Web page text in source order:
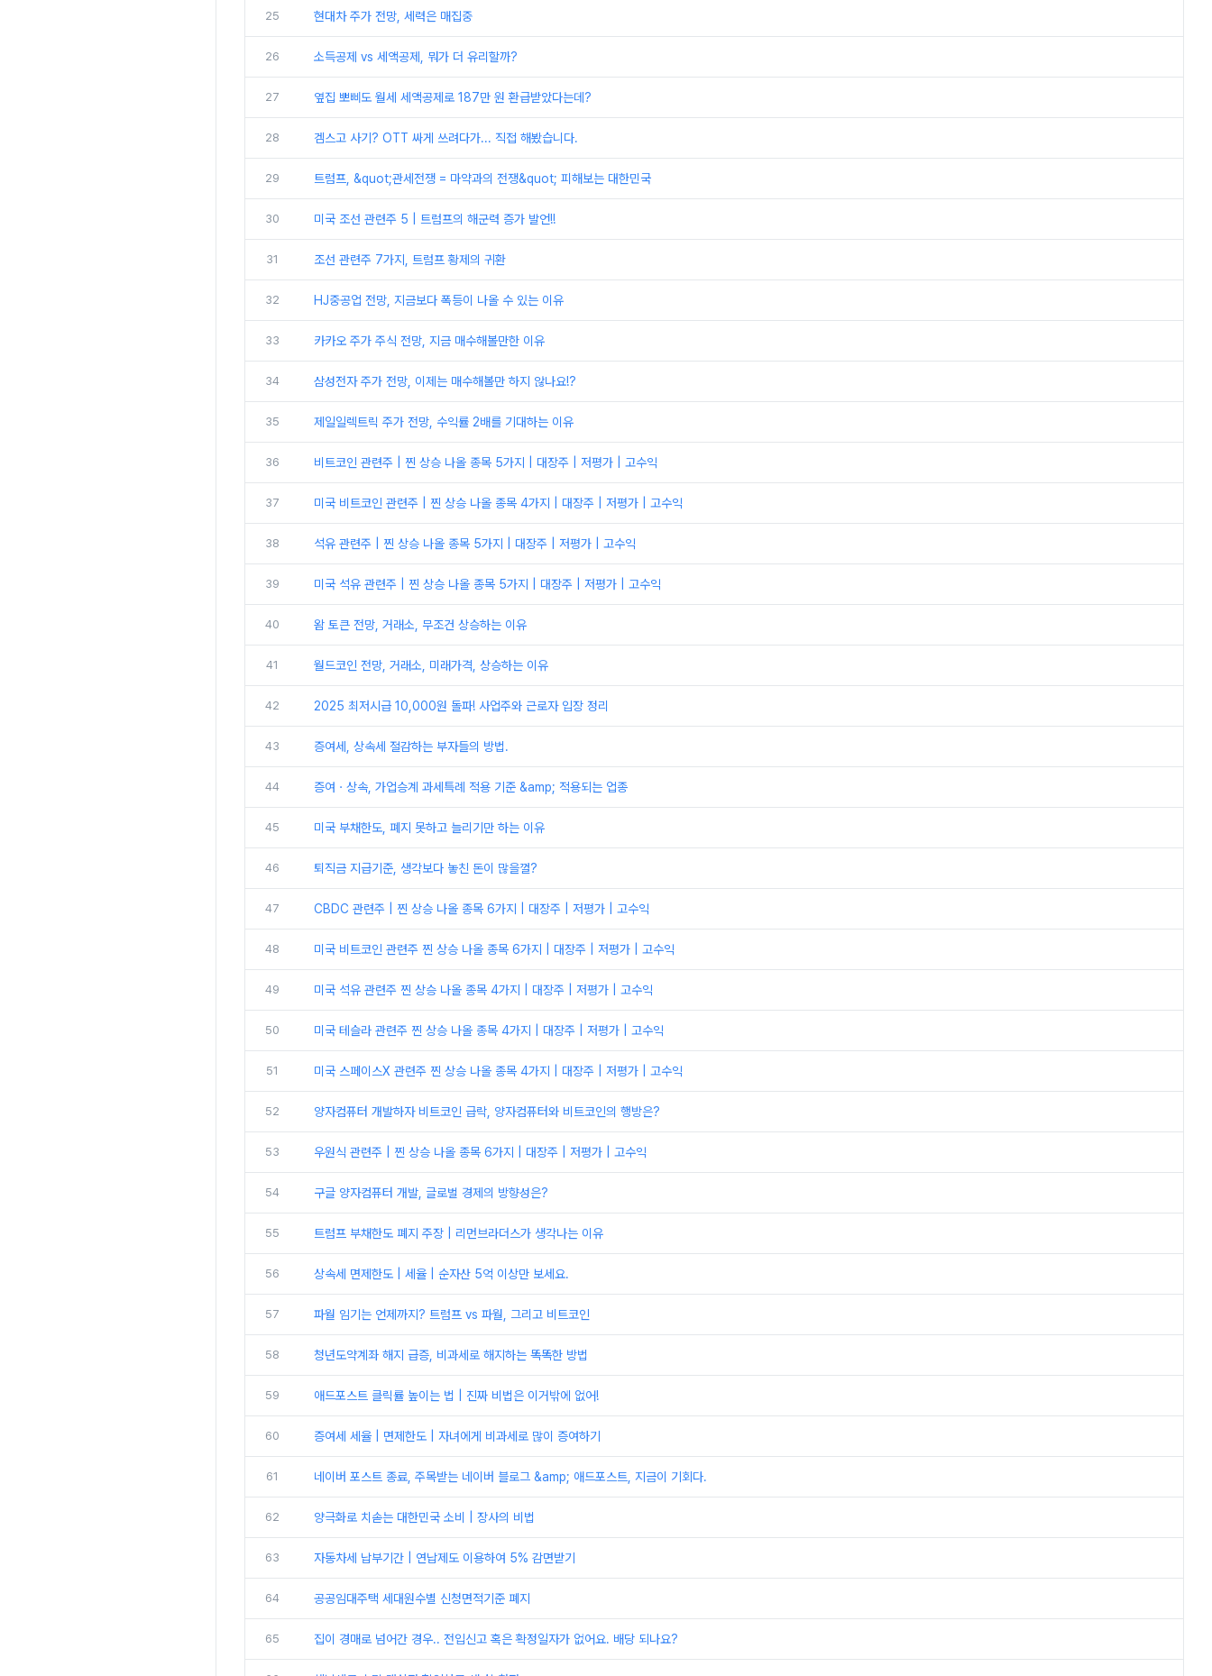
25 현대차 주가 전망, 세력은 매집중
26 소득공제 vs 세액공제, 뭐가 더 유리할까?
27 옆집 뽀삐도 월세 세액공제로 187만 원 환급받았다는데?
28 겜스고 사기? OTT 싸게 쓰려다가... 직접 해봤습니다.
29 트럼프, &quot;관세전쟁 = 마약과의 전쟁&quot; 피해보는 대한민국
30 미국 조선 관련주 5 | 트럼프의 해군력 증가 발언!!
31 조선 관련주 7가지, 트럼프 황제의 귀환
32 HJ중공업 전망, 지금보다 폭등이 나올 수 있는 이유
33 카카오 주가 주식 전망, 지금 매수해볼만한 이유
34 삼성전자 주가 전망, 이제는 매수해볼만 하지 않나요!?
35 제일일렉트릭 주가 전망, 수익률 2배를 기대하는 이유
36 비트코인 관련주 | 찐 상승 나올 종목 5가지 | 대장주 | 저평가 | 고수익
37 미국 비트코인 관련주 | 찐 상승 나올 종목 4가지 | 대장주 | 저평가 | 고수익
38 석유 관련주 | 찐 상승 나올 종목 5가지 | 대장주 | 저평가 | 고수익
39 미국 석유 관련주 | 찐 상승 나올 종목 5가지 | 대장주 | 저평가 | 고수익
40 왐 토큰 전망, 거래소, 무조건 상승하는 이유
41 월드코인 전망, 거래소, 미래가격, 상승하는 이유
42 2025 최저시급 10,000원 돌파! 사업주와 근로자 입장 정리
43 증여세, 상속세 절감하는 부자들의 방법.
44 증여ㆍ상속, 가업승계 과세특례 적용 기준 &amp; 적용되는 업종
45 미국 부채한도, 폐지 못하고 늘리기만 하는 이유
46 퇴직금 지급기준, 생각보다 놓친 돈이 많을껄?
47 CBDC 관련주 | 찐 상승 나올 종목 6가지 | 대장주 | 저평가 | 고수익
48 미국 비트코인 관련주 찐 상승 나올 종목 6가지 | 대장주 | 저평가 | 고수익
49 미국 석유 관련주 찐 상승 나올 종목 4가지 | 대장주 | 저평가 | 고수익
50 미국 테슬라 관련주 찐 상승 나올 종목 4가지 | 대장주 | 저평가 | 고수익
51 미국 스페이스X 관련주 찐 상승 나올 종목 4가지 | 대장주 | 저평가 | 고수익
52 양자컴퓨터 개발하자 비트코인 급락, 양자컴퓨터와 비트코인의 행방은?
53 우원식 관련주 | 찐 상승 나올 종목 6가지 | 대장주 | 저평가 | 고수익
54 구글 양자컴퓨터 개발, 글로벌 경제의 방향성은?
55 트럼프 부채한도 폐지 주장 | 리먼브라더스가 생각나는 이유
56 상속세 면제한도 | 세율 | 순자산 5억 이상만 보세요.
57 파월 임기는 언제까지? 트럼프 vs 파월, 그리고 비트코인
58 청년도약계좌 해지 급증, 비과세로 해지하는 똑똑한 방법
59 애드포스트 클릭률 높이는 법 | 진짜 비법은 이거밖에 없어!
60 증여세 세율 | 면제한도 | 자녀에게 비과세로 많이 증여하기
61 네이버 포스트 종료, 주목받는 네이버 블로그 &amp; 애드포스트, 지금이 기회다.
62 양극화로 치솓는 대한민국 소비 | 장사의 비법
63 자동차세 납부기간 | 연납제도 이용하여 5% 감면받기
64 공공임대주택 세대원수별 신청면적기준 폐지
65 집이 경매로 넘어간 경우.. 전입신고 혹은 확정일자가 없어요. 배당 되나요?